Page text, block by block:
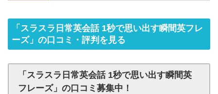
「スラスラ日常英会話 1秒で思い出す瞬間英フレ
ーズ」の口コミ・評判を見る
「スラスラ日常英会話 1秒で思い出す瞬間英
フレーズ」の口コミ募集中！